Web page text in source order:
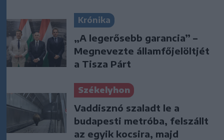
Krónika
„A legerősebb garancia” –
Megnevezte államfőjelöltjét
a Tisza Párt
Székelyhon
Vaddisznó szaladt le a
budapesti metróba, felszállt
az egyik kocsira, majd